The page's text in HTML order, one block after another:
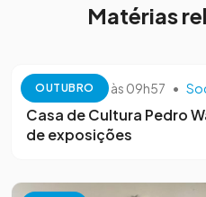
Matérias
OUTUBRO
13 de outubro às 09h57 •
Casa de Cultura Pedro
de exposições